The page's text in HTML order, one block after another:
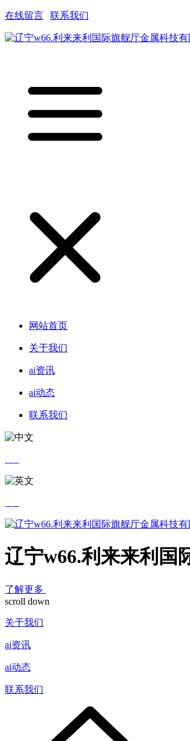
在线留言 联系我们
网站首页
关于我们
ai资讯
ai动态
联系我们
辽宁w66.利来来利国
了解更多
scroll down
关于我们
ai资讯
ai动态
联系我们